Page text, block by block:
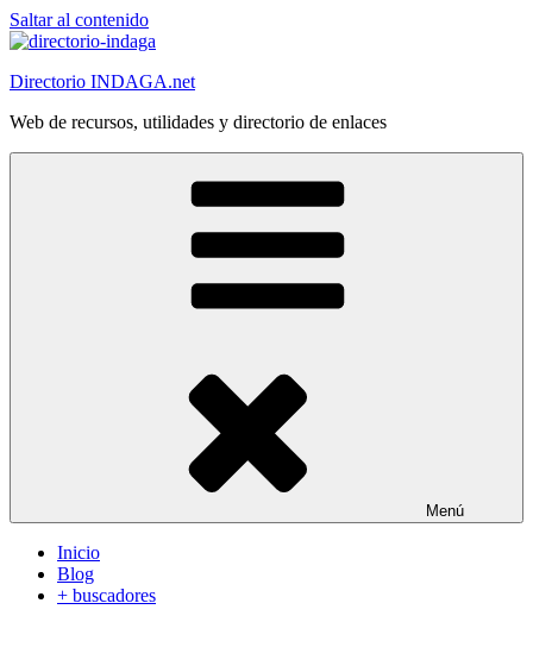
Saltar al contenido
Directorio INDAGA.net
Web de recursos, utilidades y directorio de enlaces
Menú
Inicio
Blog
+ buscadores